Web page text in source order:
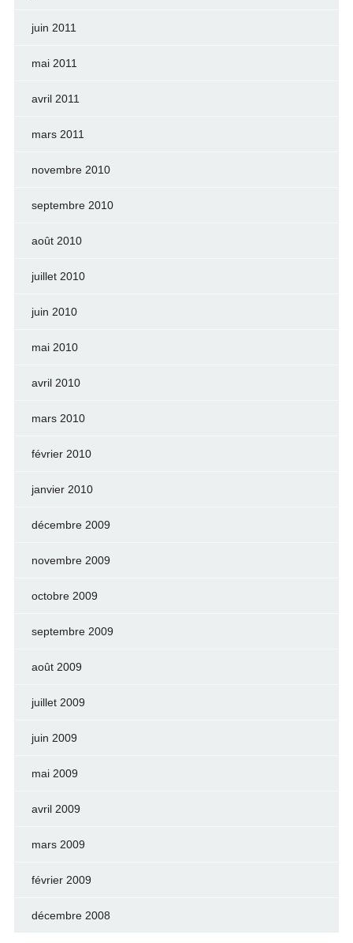
juin 2011
mai 2011
avril 2011
mars 2011
novembre 2010
septembre 2010
août 2010
juillet 2010
juin 2010
mai 2010
avril 2010
mars 2010
février 2010
janvier 2010
décembre 2009
novembre 2009
octobre 2009
septembre 2009
août 2009
juillet 2009
juin 2009
mai 2009
avril 2009
mars 2009
février 2009
décembre 2008